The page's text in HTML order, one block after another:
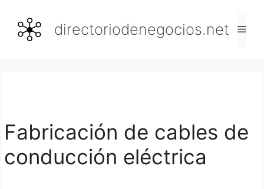
contenido
directoriodenegocios.net
Fabricación de cables de
conducción eléctrica